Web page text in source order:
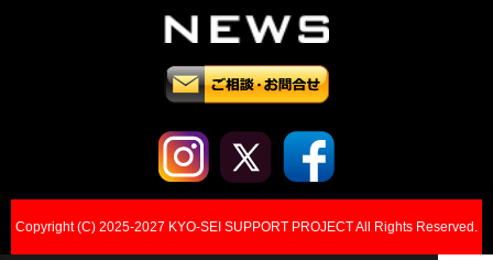
Copyright (C) 2025-2027 KYO-SEI SUPPORT PROJECT All Rights Reserved.